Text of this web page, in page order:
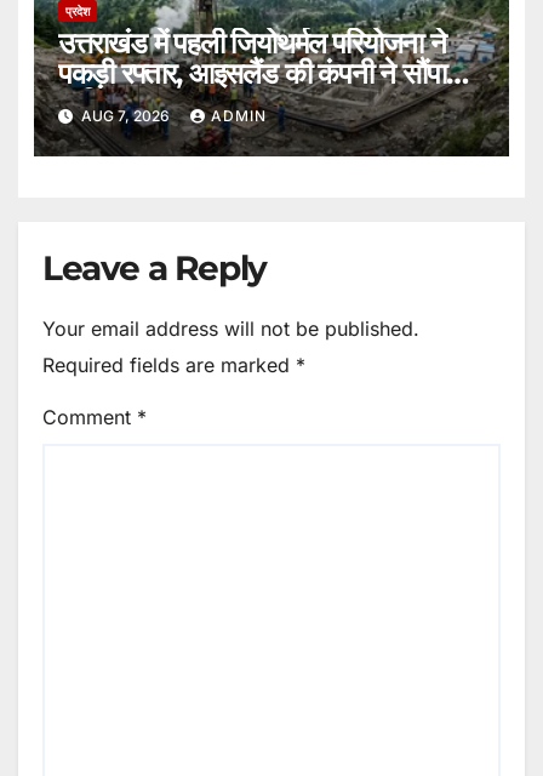
प्रदेश
उत्तराखंड में पहली जियोथर्मल परियोजना ने
पकड़ी रफ्तार, आइसलैंड की कंपनी ने सौंपा
ब्लूप्रिंट।
AUG 7, 2026 ADMIN
Leave a Reply
Your email address will not be published.
Required fields are marked *
Comment *